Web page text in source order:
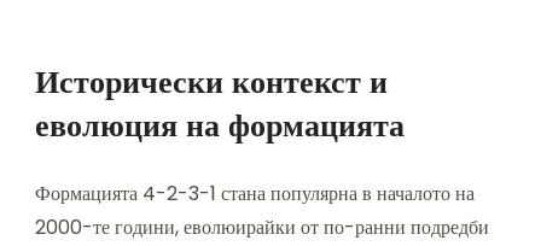
Исторически контекст и
еволюция на формацията
Формацията 4-2-3-1 стана популярна в началото на
2000-те години, еволюирайки от по-ранни подредби